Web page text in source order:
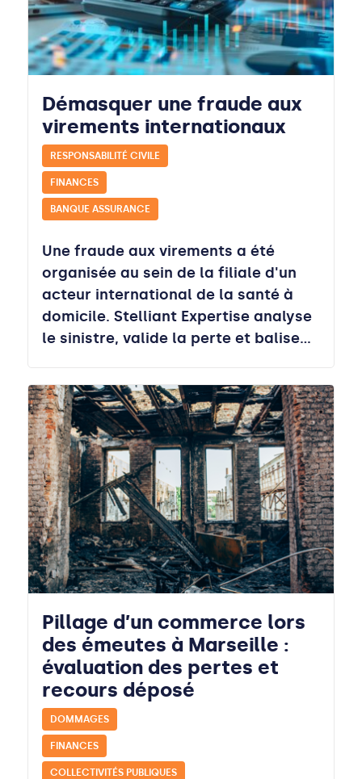
Démasquer une fraude aux
virements internationaux
RESPONSABILITÉ CIVILE
FINANCES
BANQUE ASSURANCE
Une fraude aux virements a été
organisée au sein de la filiale d'un
acteur international de la santé à
domicile. Stelliant Expertise analyse
le sinistre, valide la perte et balise…
Pillage d’un commerce lors
des émeutes à Marseille :
évaluation des pertes et
recours déposé
DOMMAGES
FINANCES
COLLECTIVITÉS PUBLIQUES